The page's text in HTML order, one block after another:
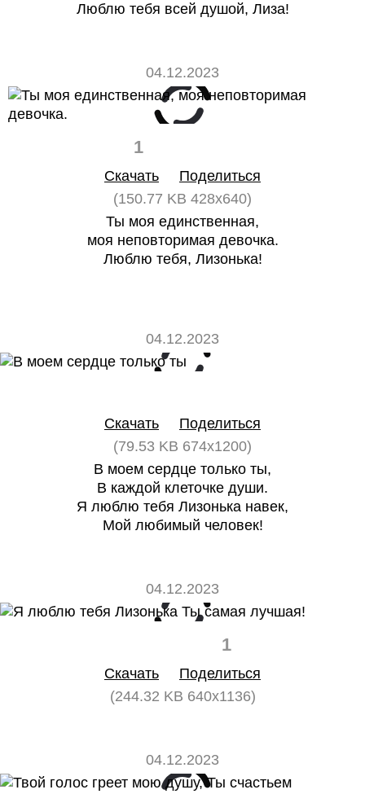
Люблю тебя всей душой, Лиза!
04.12.2023
1
Скачать
Поделиться
(150.77 KB 428x640)
Ты моя единственная,
моя неповторимая девочка.
Люблю тебя, Лизонька!
04.12.2023
Скачать
Поделиться
(79.53 KB 674x1200)
В моем сердце только ты,
В каждой клеточке души.
Я люблю тебя Лизонька навек,
Мой любимый человек!
04.12.2023
1
Скачать
Поделиться
(244.32 KB 640x1136)
04.12.2023